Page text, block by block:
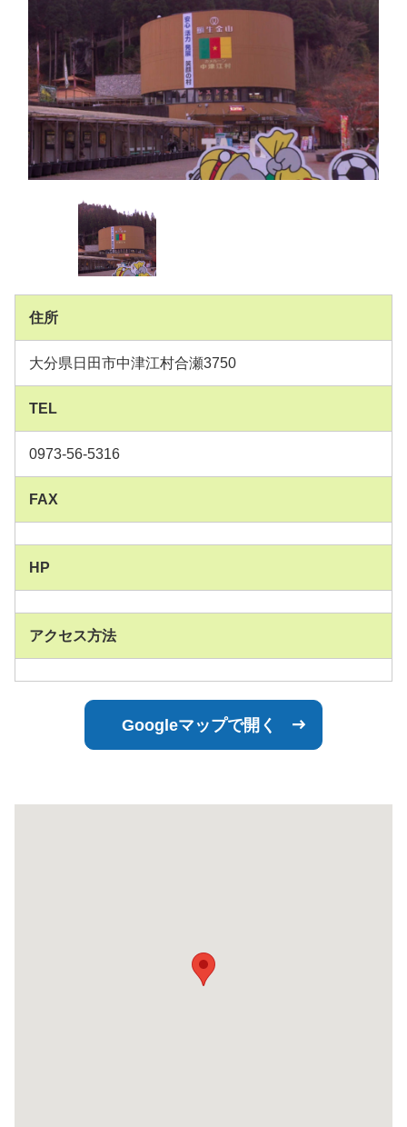
住所
大分県日田市中津江村合瀬3750
TEL
0973-56-5316
FAX
HP
アクセス方法
Googleマップで開く